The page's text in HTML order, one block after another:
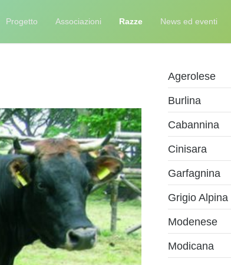
Progetto Associazioni Razze News ed eventi
Agerolese
Burlina
Cabannina
Cinisara
Garfagnina
Grigio Alpina
Modenese
Modicana